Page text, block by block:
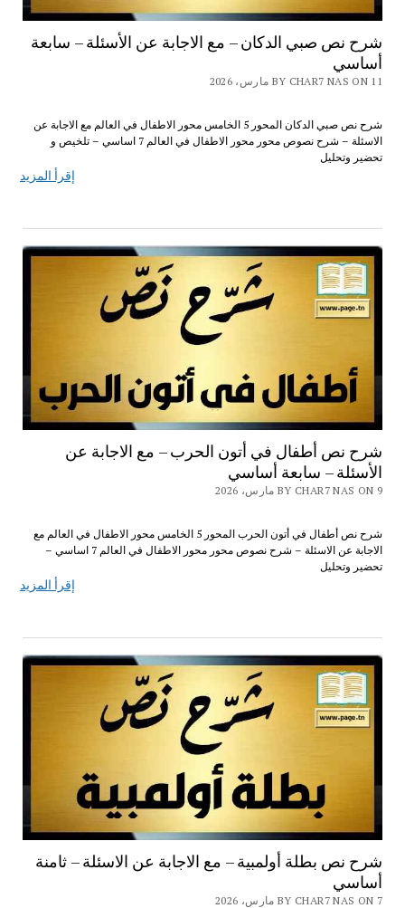
شرح نص صبي الدكان – مع الاجابة عن الأسئلة – سابعة
أساسي
BY CHAR7 NAS ON 11 مارس، 2026
شرح نص صبي الدكان المحور 5 الخامس محور الاطفال في العالم مع الاجابة عن
الاسئلة – شرح نصوص محور محور الاطفال في العالم 7 اساسي – تلخيص و
تحضير وتحليل
إقرأ المزيد
شرح نص أطفال في أتون الحرب – مع الاجابة عن
الأسئلة – سابعة أساسي
BY CHAR7 NAS ON 9 مارس، 2026
شرح نص أطفال في أتون الحرب المحور 5 الخامس محور الاطفال في العالم مع
الاجابة عن الاسئلة – شرح نصوص محور محور الاطفال في العالم 7 اساسي –
تحضير وتحليل
إقرأ المزيد
شرح نص بطلة أولمبية – مع الاجابة عن الاسئلة – ثامنة
أساسي
BY CHAR7 NAS ON 7 مارس، 2026